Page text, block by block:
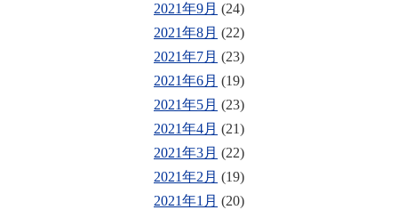
2021年9月 (24)
2021年8月 (22)
2021年7月 (23)
2021年6月 (19)
2021年5月 (23)
2021年4月 (21)
2021年3月 (22)
2021年2月 (19)
2021年1月 (20)